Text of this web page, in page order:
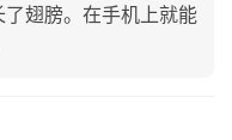
翅膀。在手机上就能